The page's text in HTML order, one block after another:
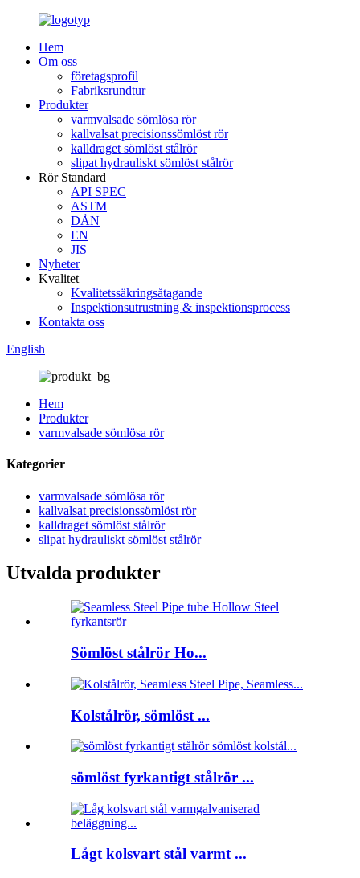
Hem
Om oss
företagsprofil
Fabriksrundtur
Produkter
varmvalsade sömlösa rör
kallvalsat precisionssömlöst rör
kalldraget sömlöst stålrör
slipat hydrauliskt sömlöst stålrör
Rör Standard
API SPEC
ASTM
DÅN
EN
JIS
Nyheter
Kvalitet
Kvalitetssäkringsåtagande
Inspektionsutrustning & inspektionsprocess
Kontakta oss
English
Hem
Produkter
varmvalsade sömlösa rör
Kategorier
varmvalsade sömlösa rör
kallvalsat precisionssömlöst rör
kalldraget sömlöst stålrör
slipat hydrauliskt sömlöst stålrör
Utvalda produkter
Sömlöst stålrör Ho...
Kolstålrör, sömlöst ...
sömlöst fyrkantigt stålrör ...
Lågt kolsvart stål varmt ...